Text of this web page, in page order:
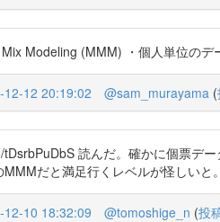
Modeling (MMM) ・個人単位の
12-12 20:19:02 @sam_murayama (
読んだ。確かに個票デ
MMMだと満足行くレベルが怪しいと。
12-10 18:32:09 @tomoshige_n (投